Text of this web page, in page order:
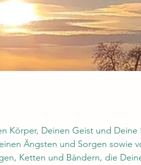
Körper, Deinen Geist und Deine
Ängsten und Sorgen sowie
Ketten und Bändern, die